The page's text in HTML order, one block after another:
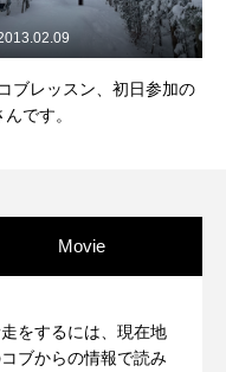
ブレッスン、初日参加の
んです。
Movie
をするには、現在地
ブからの情報で読み